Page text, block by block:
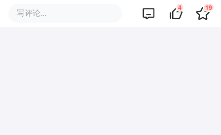
评论区
写评论... 4 19